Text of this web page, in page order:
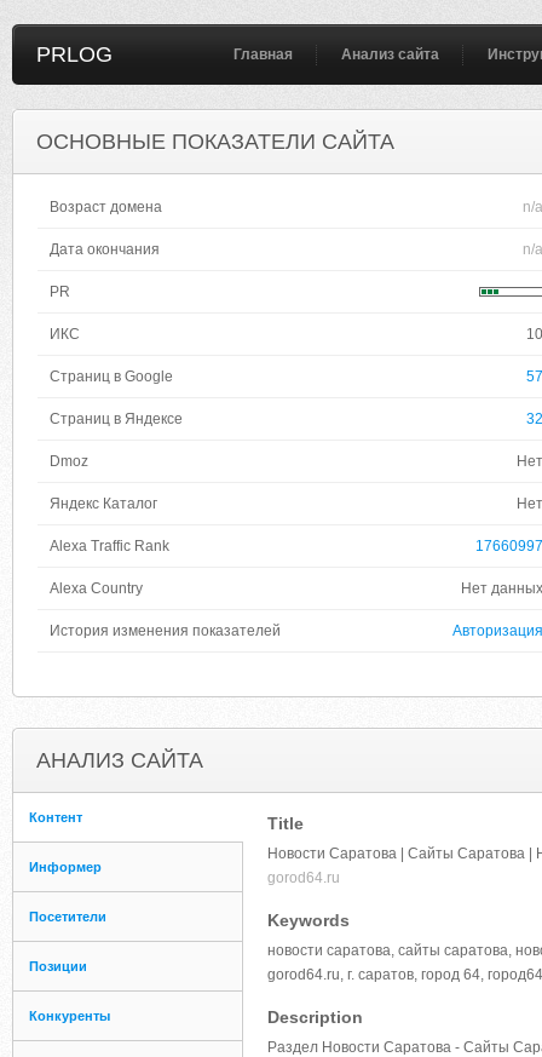
PRLOG Главная Анализ сайта
ОСНОВНЫЕ ПОКАЗАТЕЛИ САЙТА
Возраст домена n/a
Дата окончания n/a
PR
ИКС 10
Страниц в Google 57
Страниц в Яндексе 32
Dmoz Нет
Яндекс Каталог Нет
Alexa Traffic Rank 17660997
Alexa Country Нет данных
История изменения показателей Авторизация
АНАЛИЗ САЙТА
Контент
Информер
Посетители
Позиции
Конкуренты
Title
Новости Саратова | Cайты Cаратова |
gorod64.ru
Keywords
новости саратова, сайты саратова,
gorod64.ru, г. саратов, город 64,
Description
Раздел Новости Саратова - Cайты